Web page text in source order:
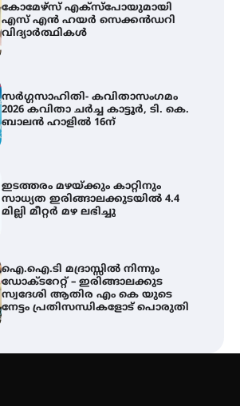
സർഗ്ഗസാഹിതി- കവിതാസംഗമം
2026 കവിതാ ചർച്ച കാട്ടൂർ, ടി. കെ.
ബാലൻ ഹാളിൽ 16ന്
ഇടത്തരം മഴയ്ക്കും കാറ്റിനും
സാധ്യത ഇരിങ്ങാലക്കുടയിൽ 4.4
മില്ലി മീറ്റർ മഴ ലഭിച്ചു
ഐ.ഐ.ടി മദ്രാസ്സിൽ നിന്നും
ഡോക്ടറേറ്റ് – ഇരിങ്ങാലക്കുട
സ്വദേശി ആതിര എം കെ യുടെ
നേട്ടം പ്രതിസന്ധികളോട് പൊരുതി
ട്യുണീഷ്യൻ ചിത്രം ” ദി വോയിസ്
ഓഫ് ഹിന്ദ് റജബ് ” ഇരിങ്ങാലക്കുട
ഫിലിം സൊസൈറ്റി ആഗസ്റ്റ് 7
വെള്ളിയാഴ്ച സ്‌ക്രീൻ ചെയ്യുന്നു